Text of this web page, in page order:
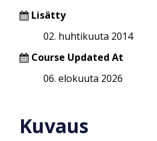
Lisätty
02. huhtikuuta 2014
Course Updated At
06. elokuuta 2026
Kuvaus